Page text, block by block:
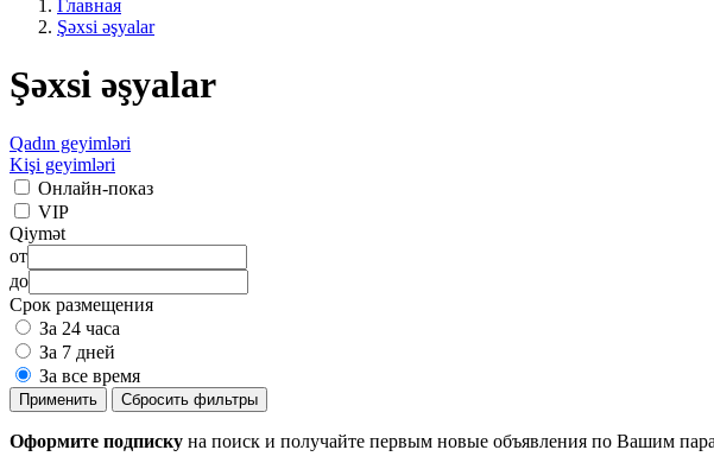
Главная
Şəxsi əşyalar
Şəxsi əşyalar
Qadın geyimləri
Kişi geyimləri
Онлайн-показ
VIP
Qiymət
от
до
Срок размещения
За 24 часа
За 7 дней
За все время
Применить Сбросить фильтры
Оформите подписку на поиск и получайте первым новые объявления по Вашим